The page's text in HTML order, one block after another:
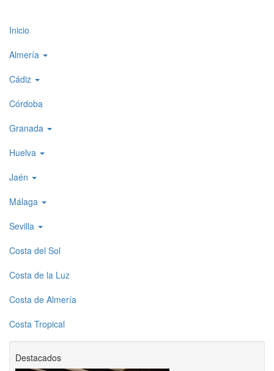
Top
level
1
Inicio
Almería
Cádiz
Córdoba
Granada
Huelva
Jaén
Málaga
Sevilla
Costa del Sol
Costa de la Luz
Costa de Almería
Costa Tropical
Destacados